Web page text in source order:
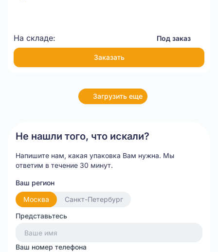
На складе: Под заказ
Заказать
Загрузить еще
Не нашли того, что искали?
Напишите нам, какая упаковка Вам нужна. Мы
ответим в течение 30 минут.
Ваш регион
Москва
Санкт-Петербург
Представьтесь
Ваш номер телефона